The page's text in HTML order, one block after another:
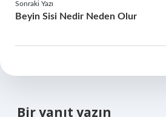
Sonraki Yazı
Beyin Sisi Nedir Neden Olur
Bir yanıt yazın